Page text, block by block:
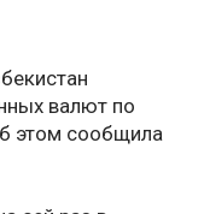
валют по
этом сообщила